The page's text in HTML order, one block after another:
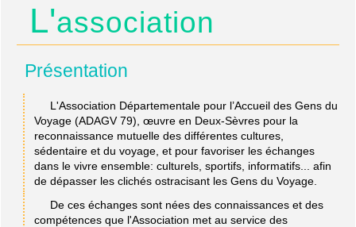
L'association
Présentation
L'Association Départementale pour l’Accueil des Gens du
Voyage (ADAGV 79), œuvre en Deux-Sèvres pour la
reconnaissance mutuelle des différentes cultures,
sédentaire et du voyage, et pour favoriser les échanges
dans le vivre ensemble: culturels, sportifs, informatifs... afin
de dépasser les clichés ostracisant les Gens du Voyage.
De ces échanges sont nées des connaissances et des
compétences que l'Association met au service des